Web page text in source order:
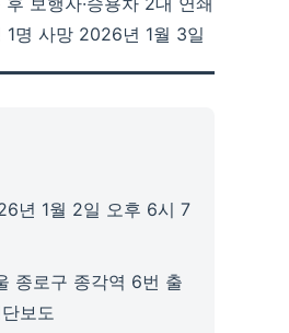
명 사망 2026년 1월 3일
년 1월 2일 오후 6시 7
종로구 종각역 6번 출
보도